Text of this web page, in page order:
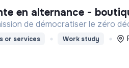
en alternance -
de démocratiser le zéro
or services Work study